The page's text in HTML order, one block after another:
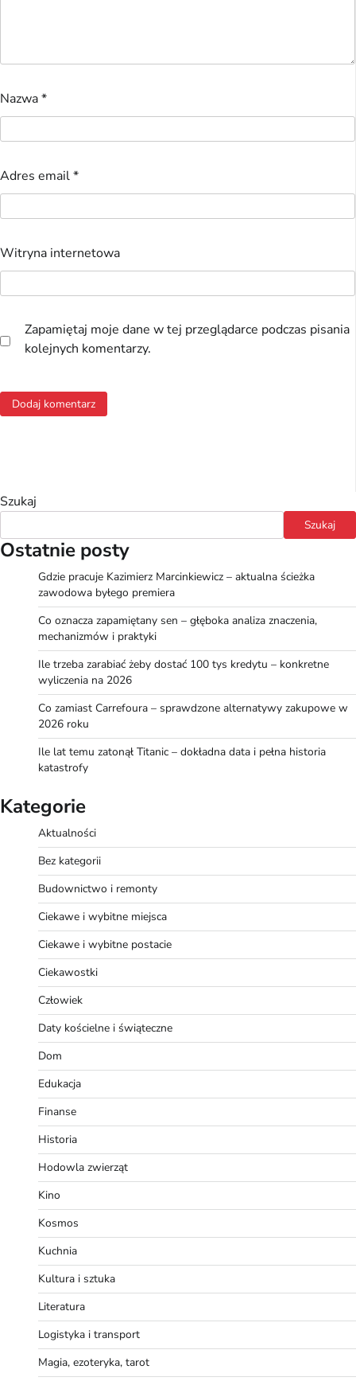
Nazwa*
Adres email*
Witryna internetowa
Zapamiętaj moje dane w tej przeglądarce podczas pisania
kolejnych komentarzy.
Szukaj
Szukaj
Ostatnie posty
Gdzie pracuje Kazimierz Marcinkiewicz – aktualna ścieżka
zawodowa byłego premiera
Co oznacza zapamiętany sen – głęboka analiza znaczenia,
mechanizmów i praktyki
Ile trzeba zarabiać żeby dostać 100 tys kredytu – konkretne
wyliczenia na 2026
Co zamiast Carrefoura – sprawdzone alternatywy zakupowe w
2026 roku
Ile lat temu zatonął Titanic – dokładna data i pełna historia
katastrofy
Kategorie
Aktualności
Bez kategorii
Budownictwo i remonty
Ciekawe i wybitne miejsca
Ciekawe i wybitne postacie
Ciekawostki
Człowiek
Daty kościelne i świąteczne
Dom
Edukacja
Finanse
Historia
Hodowla zwierząt
Kino
Kosmos
Kuchnia
Kultura i sztuka
Literatura
Logistyka i transport
Magia, ezoteryka, tarot